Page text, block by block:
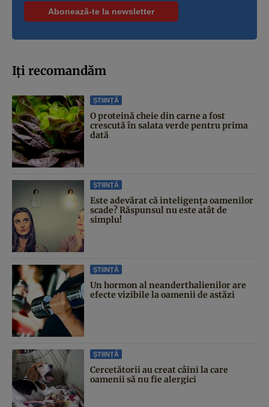
Iți recomandăm
ȘTIINȚĂ
O proteină cheie din carne a fost
crescută în salata verde pentru prima
dată
ȘTIINȚĂ
Este adevărat că inteligența oamenilor
scade? Răspunsul nu este atât de
simplu!
ȘTIINȚĂ
Un hormon al neanderthalienilor are
efecte vizibile la oamenii de astăzi
ȘTIINȚĂ
Cercetătorii au creat câini la care
oamenii să nu fie alergici